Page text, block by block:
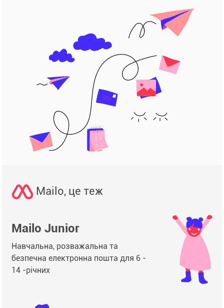
Mailo, це теж
Mailo Junior
Навчальна, розважальна та
безпечна електронна пошта для 6 -
14 -річних